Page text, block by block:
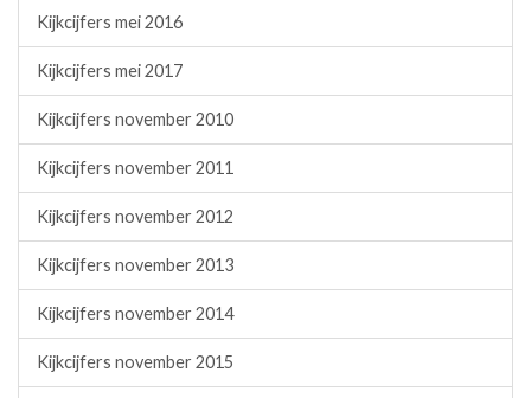
Kijkcijfers mei 2016
Kijkcijfers mei 2017
Kijkcijfers november 2010
Kijkcijfers november 2011
Kijkcijfers november 2012
Kijkcijfers november 2013
Kijkcijfers november 2014
Kijkcijfers november 2015